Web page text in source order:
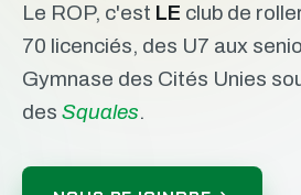
Le ROP, c'est LE club de
70 licenciés, des U7 aux
Gymnase des Cités Unies
des Squales.